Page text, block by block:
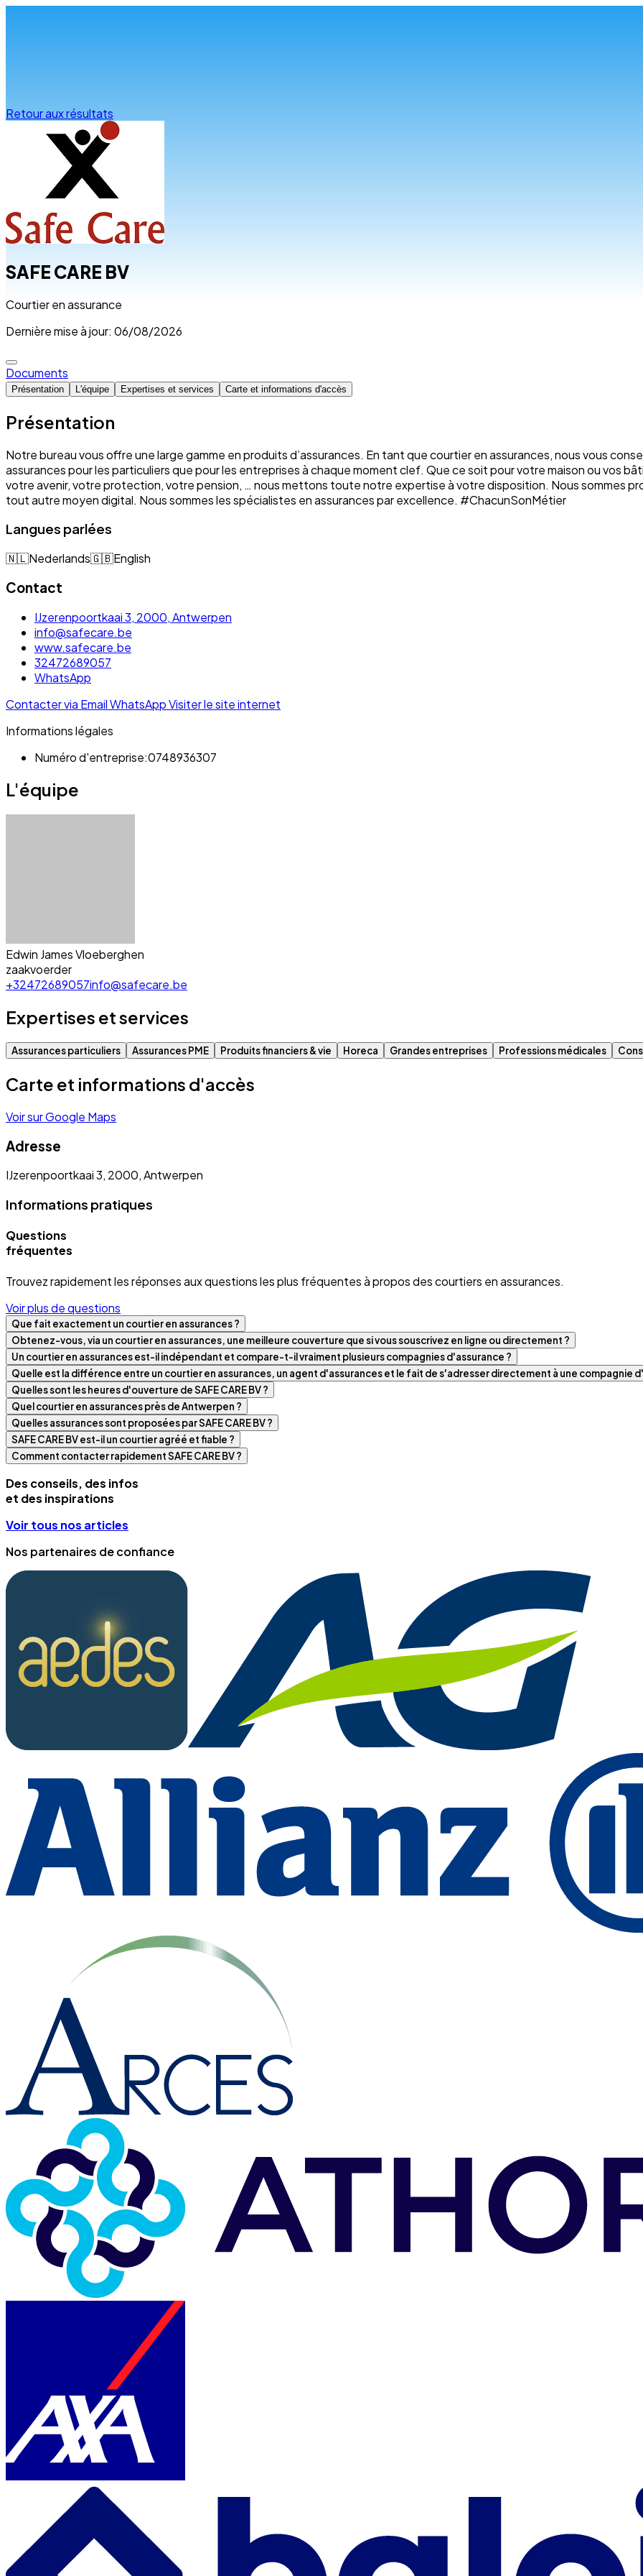
Retour aux résultats
SAFE CARE BV
Courtier en assurance
Dernière mise à jour: 06/08/2026
Documents
Présentation L'équipe Expertises et services Carte et informations d'accès
Présentation
Notre bureau vous offre une large gamme en produits d’assurances. En tant que courtier en assurances, nous vous
assurances pour les particuliers que pour les entreprises à chaque moment clef. Que ce soit pour votre maison ou vos
votre avenir, votre protection, votre pension, … nous mettons toute notre expertise à votre disposition. Nous sommes
tout autre moyen digital. Nous sommes les spécialistes en assurances par excellence. #ChacunSonMétier
Langues parlées
🇳🇱Nederlands🇬🇧English
Contact
IJzerenpoortkaai 3, 2000, Antwerpen
info@safecare.be
www.safecare.be
32472689057
WhatsApp
Contacter via EmailWhatsAppVisiter le site internet
Informations légales
Numéro d'entreprise:0748936307
L'équipe
Edwin James Vloeberghen
zaakvoerder
+32472689057info@safecare.be
Expertises et services
Assurances particuliers Assurances PME Produits financiers & vie Horeca Grandes entreprises Professions médicales
Carte et informations d'accès
Voir sur Google Maps
Adresse
IJzerenpoortkaai 3, 2000, Antwerpen
Informations pratiques
Questions
fréquentes
Trouvez rapidement les réponses aux questions les plus fréquentes à propos des courtiers en assurances.
Voir plus de questions
Que fait exactement un courtier en assurances ?
Obtenez-vous, via un courtier en assurances, une meilleure couverture que si vous souscrivez en ligne ou directement ?
Un courtier en assurances est-il indépendant et compare-t-il vraiment plusieurs compagnies d'assurance ?
Quelle est la différence entre un courtier en assurances, un agent d'assurances et le fait de s'adresser directement à une compagnie
Quelles sont les heures d'ouverture de SAFE CARE BV ?
Quel courtier en assurances près de Antwerpen ?
Quelles assurances sont proposées par SAFE CARE BV ?
SAFE CARE BV est-il un courtier agréé et fiable ?
Comment contacter rapidement SAFE CARE BV ?
Des conseils, des infos
et des inspirations
Voir tous nos articles
Nos partenaires de confiance